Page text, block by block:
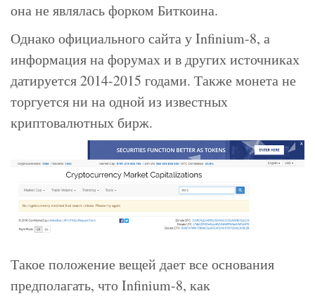
она не являлась форком Биткоина.
Однако официального сайта у Infinium-8, а
информация на форумах и в других источниках
датируется 2014-2015 годами. Также монета не
торгуется ни на одной из известных
криптовалютных бирж.
Такое положение вещей дает все основания
предполагать, что Infinium-8, как